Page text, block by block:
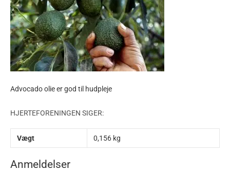
Advocado olie er god til hudpleje
HJERTEFORENINGEN SIGER:
Vægt 0,156 kg
Anmeldelser